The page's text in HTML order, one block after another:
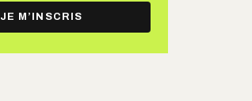
JE M’INSCRIS